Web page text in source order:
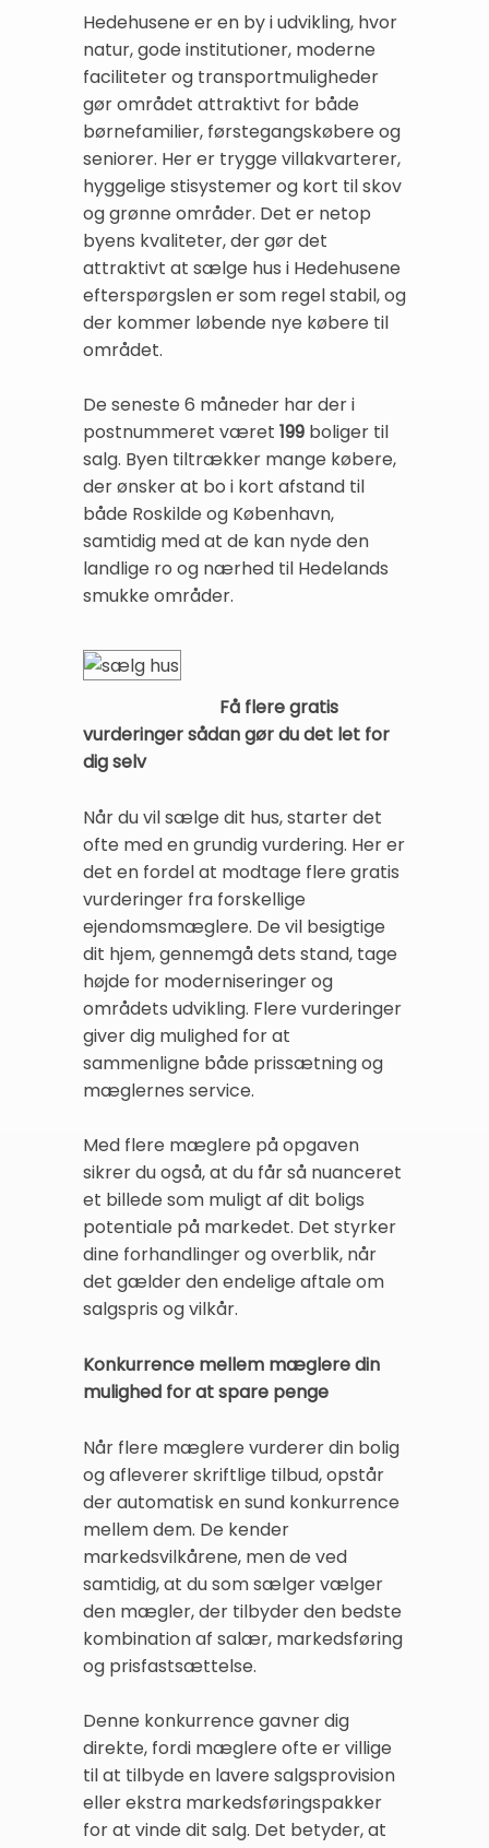
Hedehusene er en by i udvikling, hvor
natur, gode institutioner, moderne
faciliteter og transportmuligheder
gør området attraktivt for både
børnefamilier, førstegangskøbere og
seniorer. Her er trygge villakvarterer,
hyggelige stisystemer og kort til skov
og grønne områder. Det er netop
byens kvaliteter, der gør det
attraktivt at sælge hus i Hedehusene
efterspørgslen er som regel stabil, og
der kommer løbende nye købere til
området.
De seneste 6 måneder har der i
postnummeret været 199 boliger til
salg. Byen tiltrækker mange købere,
der ønsker at bo i kort afstand til
både Roskilde og København,
samtidig med at de kan nyde den
landlige ro og nærhed til Hedelands
smukke områder.
Få flere gratis
vurderinger sådan gør du det let for
dig selv
Når du vil sælge dit hus, starter det
ofte med en grundig vurdering. Her er
det en fordel at modtage flere gratis
vurderinger fra forskellige
ejendomsmæglere. De vil besigtige
dit hjem, gennemgå dets stand, tage
højde for moderniseringer og
områdets udvikling. Flere vurderinger
giver dig mulighed for at
sammenligne både prissætning og
mæglernes service.
Med flere mæglere på opgaven
sikrer du også, at du får så nuanceret
et billede som muligt af dit boligs
potentiale på markedet. Det styrker
dine forhandlinger og overblik, når
det gælder den endelige aftale om
salgspris og vilkår.
Konkurrence mellem mæglere din
mulighed for at spare penge
Når flere mæglere vurderer din bolig
og afleverer skriftlige tilbud, opstår
der automatisk en sund konkurrence
mellem dem. De kender
markedsvilkårene, men de ved
samtidig, at du som sælger vælger
den mægler, der tilbyder den bedste
kombination af salær, markedsføring
og prisfastsættelse.
Denne konkurrence gavner dig
direkte, fordi mæglere ofte er villige
til at tilbyde en lavere salgsprovision
eller ekstra markedsføringspakker
for at vinde dit salg. Det betyder, at